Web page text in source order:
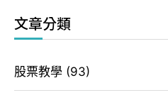
文章分類
股票教學 (93)